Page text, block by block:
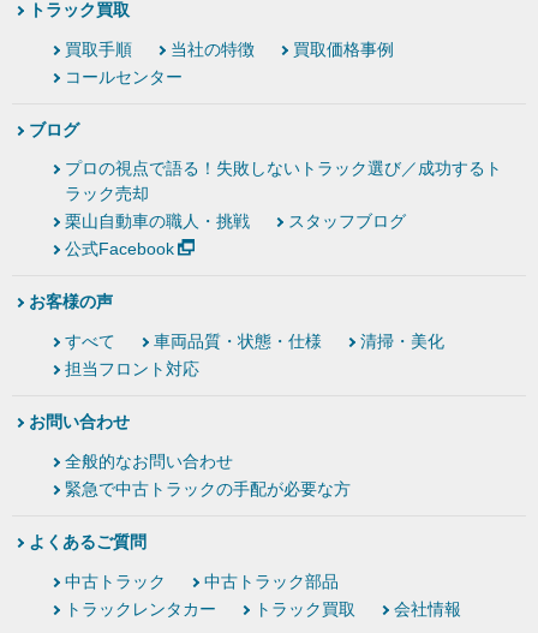
トラック買取
買取手順 当社の特徴
買取価格事例
コールセンター
ブログ
プロの視点で語る！失敗しないトラック選び／成功するト
ラック売却
栗山自動車の職人・挑戦
スタッフブログ
公式Facebook
お客様の声
すべて 車両品質・状態・仕様
清掃・美化
担当フロント対応
お問い合わせ
全般的なお問い合わせ
緊急で中古トラックの手配が必要な方
よくあるご質問
中古トラック
中古トラック部品
トラックレンタカー
トラック買取 会社情報